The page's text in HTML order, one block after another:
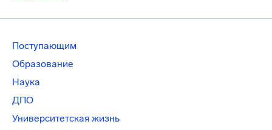
Поступающим
Образование
Наука
ДПО
Университетская жизнь